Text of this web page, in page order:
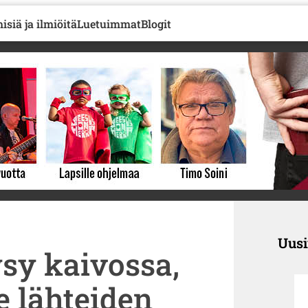
ja ilmiöitäLuetuimmatBlogit
kaivossa,
lähteiden